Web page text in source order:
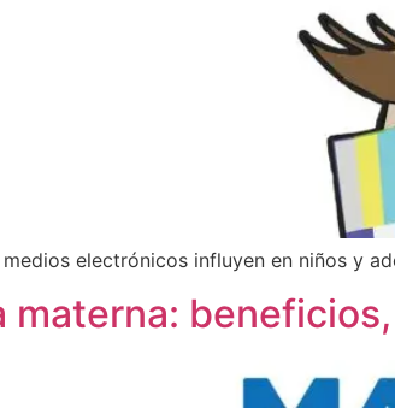
electrónicos influyen en niños y
materna: